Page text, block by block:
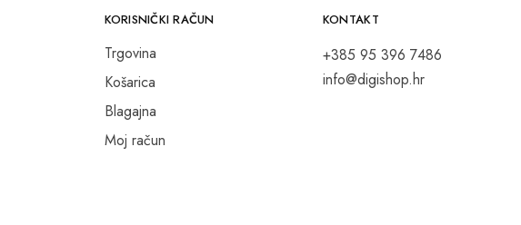
KORISNIČKI RAČUN
Trgovina
Košarica
Blagajna
Moj račun
KONTAKT
+385 95 396 7486
info@digishop.hr